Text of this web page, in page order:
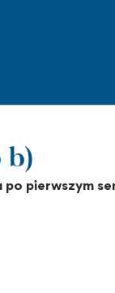
b)
po pierwszym